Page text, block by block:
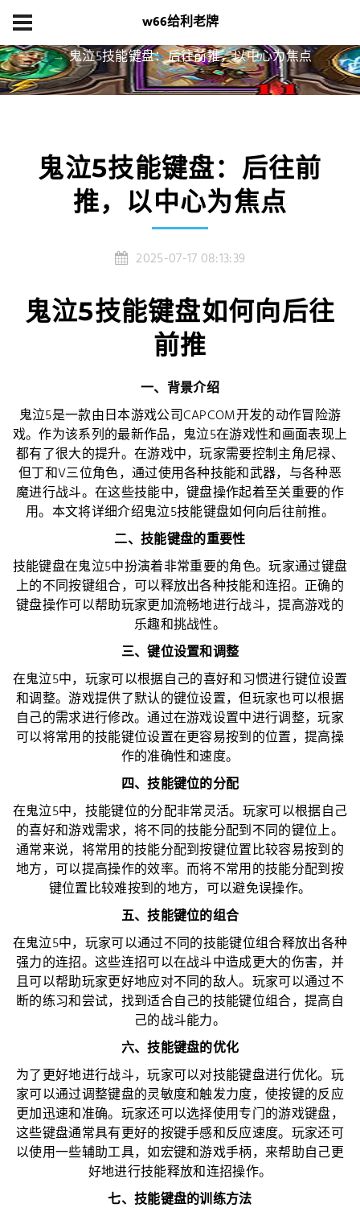
w66给利老牌
鬼泣5技能键盘：后往前推，以中心为焦点
鬼泣5技能键盘：后往前
推，以中心为焦点
2025-07-17 08:13:39
鬼泣5技能键盘如何向后往
前推
一、背景介绍
鬼泣5是一款由日本游戏公司CAPCOM开发的动作冒险游
戏。作为该系列的最新作品，鬼泣5在游戏性和画面表现上
都有了很大的提升。在游戏中，玩家需要控制主角尼禄、
但丁和V三位角色，通过使用各种技能和武器，与各种恶
魔进行战斗。在这些技能中，键盘操作起着至关重要的作
用。本文将详细介绍鬼泣5技能键盘如何向后往前推。
二、技能键盘的重要性
技能键盘在鬼泣5中扮演着非常重要的角色。玩家通过键盘
上的不同按键组合，可以释放出各种技能和连招。正确的
键盘操作可以帮助玩家更加流畅地进行战斗，提高游戏的
乐趣和挑战性。
三、键位设置和调整
在鬼泣5中，玩家可以根据自己的喜好和习惯进行键位设置
和调整。游戏提供了默认的键位设置，但玩家也可以根据
自己的需求进行修改。通过在游戏设置中进行调整，玩家
可以将常用的技能键位设置在更容易按到的位置，提高操
作的准确性和速度。
四、技能键位的分配
在鬼泣5中，技能键位的分配非常灵活。玩家可以根据自己
的喜好和游戏需求，将不同的技能分配到不同的键位上。
通常来说，将常用的技能分配到按键位置比较容易按到的
地方，可以提高操作的效率。而将不常用的技能分配到按
键位置比较难按到的地方，可以避免误操作。
五、技能键位的组合
在鬼泣5中，玩家可以通过不同的技能键位组合释放出各种
强力的连招。这些连招可以在战斗中造成更大的伤害，并
且可以帮助玩家更好地应对不同的敌人。玩家可以通过不
断的练习和尝试，找到适合自己的技能键位组合，提高自
己的战斗能力。
六、技能键盘的优化
为了更好地进行战斗，玩家可以对技能键盘进行优化。玩
家可以通过调整键盘的灵敏度和触发力度，使按键的反应
更加迅速和准确。玩家还可以选择使用专门的游戏键盘，
这些键盘通常具有更好的按键手感和反应速度。玩家还可
以使用一些辅助工具，如宏键和游戏手柄，来帮助自己更
好地进行技能释放和连招操作。
七、技能键盘的训练方法